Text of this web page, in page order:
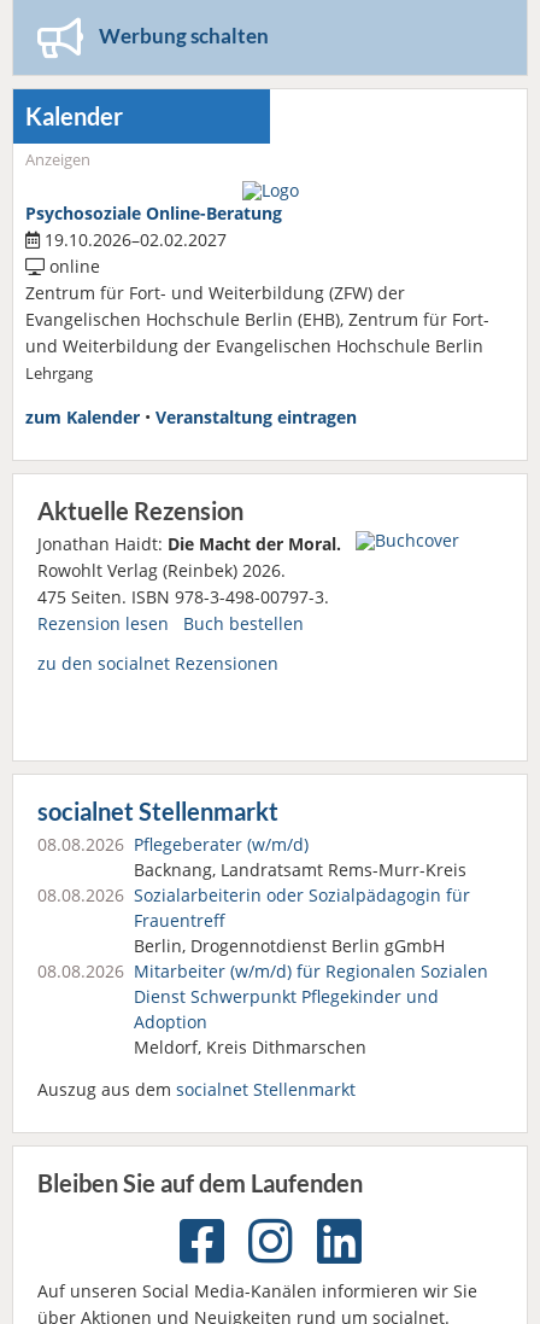
Werbung schalten
Kalender
Anzeigen
Psychosoziale Online-Beratung
19.10.2026–02.02.2027
online
Zentrum für Fort- und Weiterbildung (ZFW) der
Evangelischen Hochschule Berlin (EHB), Zentrum für Fort-
und Weiterbildung der Evangelischen Hochschule Berlin
Lehrgang
zum Kalender • Veranstaltung eintragen
Aktuelle Rezension
Jonathan Haidt: Die Macht der Moral.
Rowohlt Verlag (Reinbek) 2026.
475 Seiten. ISBN 978-3-498-00797-3.
Rezension lesen
Buch bestellen
zu den socialnet Rezensionen
socialnet Stellenmarkt
08.08.2026 Pflegeberater (w/m/d)
Backnang, Landratsamt Rems-Murr-Kreis
08.08.2026 Sozialarbeiterin oder Sozialpädagogin für
Frauentreff
Berlin, Drogennotdienst Berlin gGmbH
08.08.2026 Mitarbeiter (w/m/d) für Regionalen Sozialen
Dienst Schwerpunkt Pflegekinder und
Adoption
Meldorf, Kreis Dithmarschen
Auszug aus dem socialnet Stellenmarkt
Bleiben Sie auf dem Laufenden
Auf unseren Social Media-Kanälen informieren wir Sie
über Aktionen und Neuigkeiten rund um socialnet.